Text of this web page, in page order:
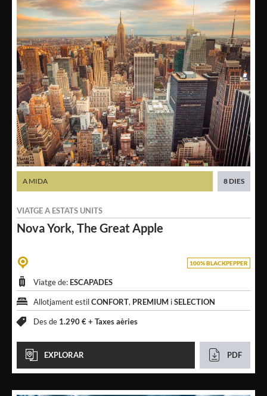
Nova York, The Great Apple
VIATGE A ESTATS UNITS
A MIDA 8 DIES
100% BLACKPEPPER
Viatge de: ESCAPADES
Allotjament estilCONFORT, PREMIUM iSELECTION
Des de 1.290 € + Taxes aèries
EXPLORAR PDF